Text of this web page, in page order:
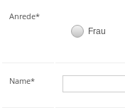
Anrede*
Frau
Name*